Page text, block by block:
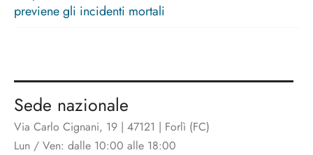
previene gli incidenti mortali
Sede nazionale
Via Carlo Cignani, 19 | 47121 | Forlì (FC)
Lun / Ven: dalle 10:00 alle 18:00